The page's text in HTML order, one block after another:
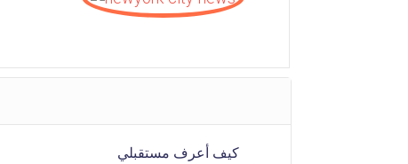
كيف أعرف مستقبلي